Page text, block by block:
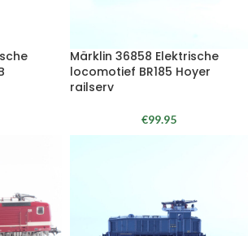
Märklin 36858 Elektrische
locomotief BR185 Hoyer
railserv
€99.95